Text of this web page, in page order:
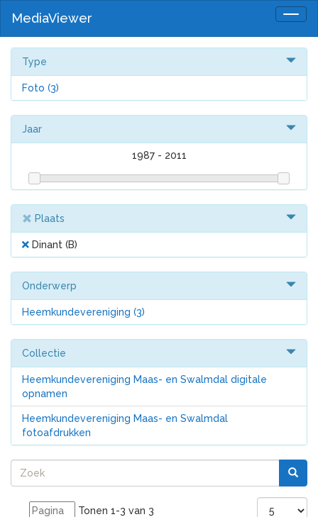
MediaViewer
Type
Foto (3)
Jaar
1987- 2011
Plaats
Dinant (B)
Onderwerp
Heemkundevereniging (3)
Collectie
Heemkundevereniging Maas- en Swalmdal digitale
opnamen
Heemkundevereniging Maas- en Swalmdal
fotoafdrukken
Tonen 1-3 van 3